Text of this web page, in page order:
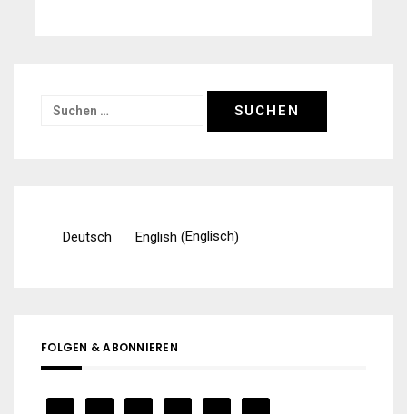
Suchen
Deutsch English (Englisch)
FOLGEN & ABONNIEREN